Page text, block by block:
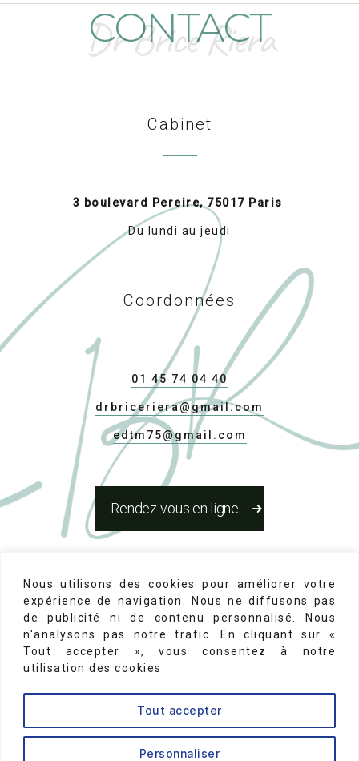
Nous utilisons des cookies pour améliorer votre
expérience de navigation. Nous ne diffusons pas
de publicité ni de contenu personnalisé. Nous
n'analysons pas notre trafic. En cliquant sur «
Tout accepter », vous consentez à notre
utilisation des cookies.
Personnaliser
Tout accepter
CONTACT
Dr Brice Riera
Cabinet
3 boulevard Pereire, 75017 Paris
Du lundi au jeudi
Coordonnées
01 45 74 04 40
drbriceriera@gmail.com
edtm75@gmail.com
Rendez-vous en ligne
-
N°d'inscription au conseil de
l'ordre des chirurgiens dentistes 75-22131
↑